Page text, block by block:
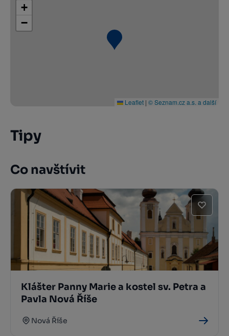
+
−
Leaflet | © Seznam.cz a.s. a další
Tipy
Co navštívit
Klášter Panny Marie a kostel sv. Petra a
Pavla Nová Říše
Nová Říše